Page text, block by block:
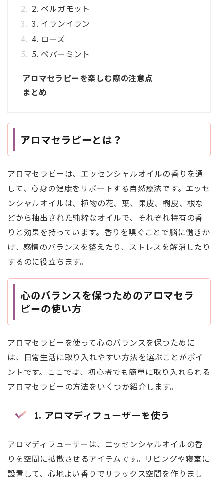
2. ベルガモット
3. イランイラン
4. ローズ
5. ペパーミント
アロマセラピーを楽しむ際の注意点
まとめ
アロマセラピーとは？
アロマセラピーは、エッセンシャルオイルの香りを通
して、心身の健康をサポートする自然療法です。エッセ
ンシャルオイルは、植物の花、葉、果皮、樹皮、根な
どから抽出された純粋なオイルで、それぞれ特有の香
りと効果を持っています。香りを嗅ぐことで脳に働きか
け、感情のバランスを整えたり、ストレスを解消したり
するのに役立ちます。
心のバランスを保つためのアロマセラ
ピーの使い方
アロマセラピーを使って心のバランスを保つために
は、日常生活に取り入れやすい方法を選ぶことがポイ
ントです。ここでは、初心者でも簡単に取り入れられる
アロマセラピーの方法をいくつか紹介します。
1. アロマディフューザーを使う
アロマディフューザーは、エッセンシャルオイルの香
りを空間に拡散させるアイテムです。リビングや寝室に
設置して、心地よい香りでリラックス空間を作りまし